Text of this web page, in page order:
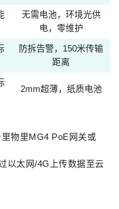
无需电池，环境光供
电，零维护
防拆告警，150米传输
距离
2mm超薄，纸质电池
物里MG4 PoE网关或
以太网/4G上传数据至云